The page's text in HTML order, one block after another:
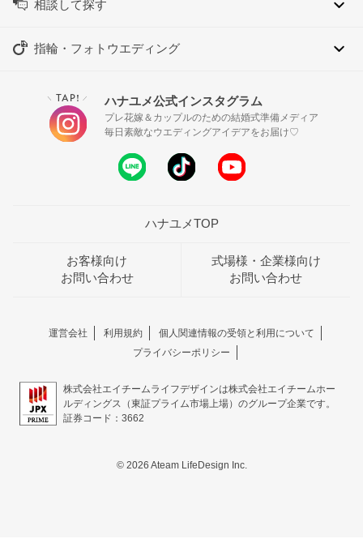
相談して探す
指輪・フォトウエディング
＼ TAP! ／ ハナユメ公式インスタグラム
プレ花嫁＆カップルのための結婚式準備メディア
毎日素敵なウエディングアイデアをお届け♡
ハナユメTOP
お客様向け
お問い合わせ
式場様・企業様向け
お問い合わせ
運営会社 利用規約
個人関連情報の受領と利用について
プライバシーポリシー
株式会社エイチームライフデザインは株式会社エイチームホー
ルディングス（東証プライム市場上場）のグループ企業です。
証券コード：3662
© 2026 Ateam LifeDesign Inc.